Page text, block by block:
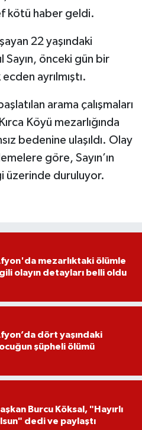
kötü haber geldi.
22 yaşındaki
Sayın, önceki gün bir
ayrılmıştı.
arama çalışmaları
Köyü mezarlığında
bedenine ulaşıldı. Olay
göre, Sayın’ın
üzerinde duruluyor.
mezarlıktaki ölümle
olayın detayları belli oldu
dört yaşındaki
şüpheli ölümü
Burcu Köksal, "Hayırlı
dedi ve paylaştı